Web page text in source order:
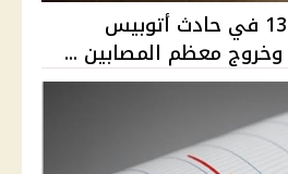
وفاة طفل وإصابة 13 في حادث أتوبيس
معظم المصابين ...